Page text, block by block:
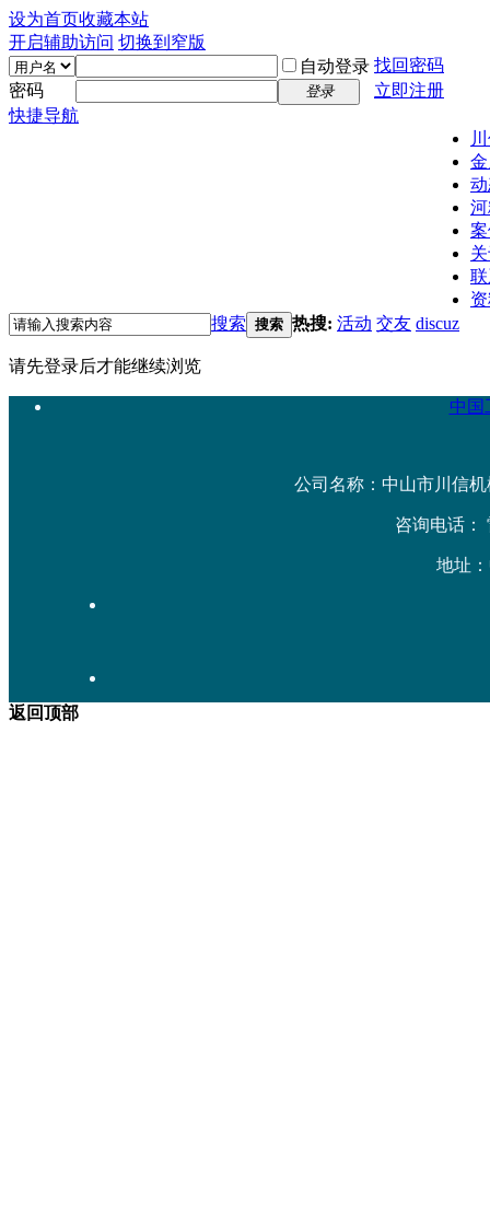
设为首页收藏本站
开启辅助访问 切换到窄版
自动登录 找回密码
密码
登录
立即注册
快捷导航
搜索 搜索 热搜: 活动 交友 discuz
请先登录后才能继续浏览
中国
公司名称：中山市川信机
咨询电话：
地址
返回顶部